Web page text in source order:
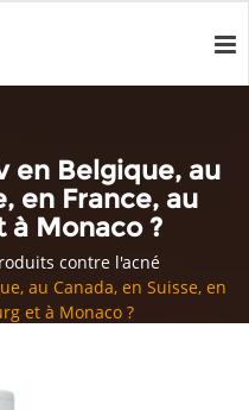
en Belgique, au
en France, au
à Monaco ?
contre l'acné
au Canada, en Suisse, en
et à Monaco ?